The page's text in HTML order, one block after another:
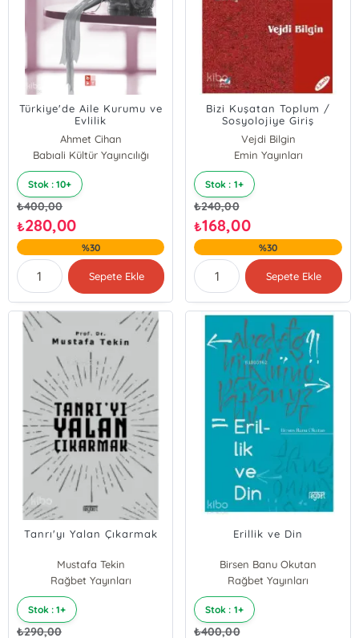
Türkiye'de Aile Kurumu ve
Evlilik
Ahmet Cihan
Babıali Kültür Yayıncılığı
Stok : 10+
₺400,00
₺280,00
%30
Sepete Ekle
Bizi Kuşatan Toplum /
Sosyolojiye Giriş
Vejdi Bilgin
Emin Yayınları
Stok : 1+
₺240,00
₺168,00
%30
Sepete Ekle
Tanrı'yı Yalan Çıkarmak
Mustafa Tekin
Rağbet Yayınları
Stok : 1+
₺290,00
Erillik ve Din
Birsen Banu Okutan
Rağbet Yayınları
Stok : 1+
₺400,00